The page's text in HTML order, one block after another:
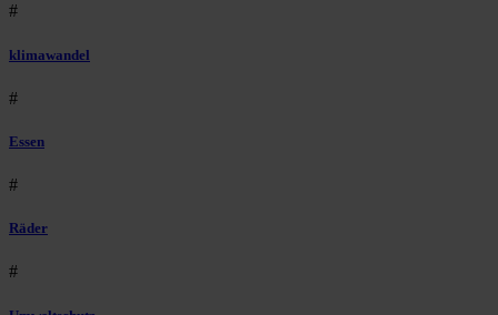
#
klimawandel
#
Essen
#
Räder
#